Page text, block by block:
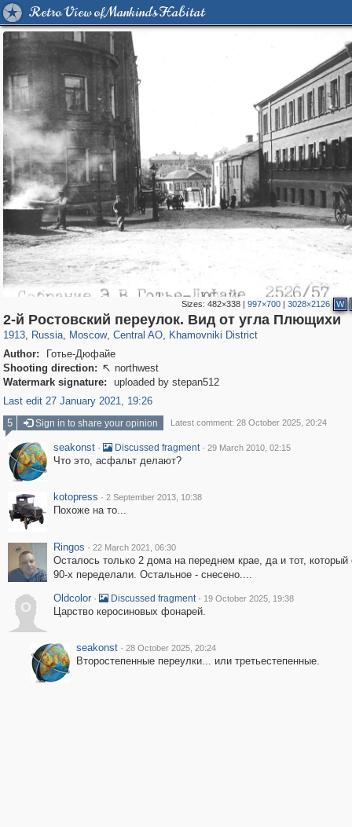
Retro View of Mankind's Habitat
Sizes:482×338 |997×700 |3028×2126 W
2-й Ростовский переулок. Вид от угла Плющихи
1913, Russia
1,406,489 29,243
, Moscow
319,780 8,286
, Central AO
159,978 5,916
, Khamovniki District
19,394 722
Author:
Готье-Дюфайе
Shooting direction:  northwest
Watermark signature:
uploaded by stepan512
Last edit 27 January 2021, 19:26
5
Sign in to share your opinion Latest comment: 28 October 2025, 20:24
seakonst · Discussed fragment · 29 March 2010, 02:15
Что это, асфальт делают?
kotopress · 2 September 2013, 10:38
Похоже на то...
Ringos · 22 March 2021, 06:30
Осталось только 2 дома на переднем крае, да и тот, который
90-х переделали. Остальное - снесено....
O
Oldcolor · Discussed fragment · 19 October 2025, 19:38
Царство керосиновых фонарей.
seakonst · 28 October 2025, 20:24
Второстепенные переулки... или третьестепенные.